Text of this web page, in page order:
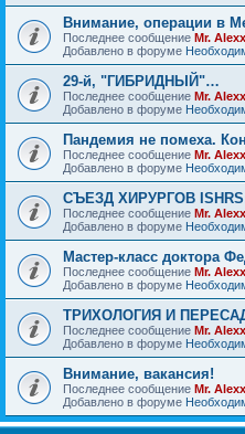
Внимание, операции в
Последнее сообщение Mr. Alexx
Добавлено в форуме
29-й, "ГИБРИДНЫЙ"…
Последнее сообщение Mr. Alexx
Добавлено в форуме
Пандемия не помеха.
Последнее сообщение Mr. Alexx
Добавлено в форуме
СЪЕЗД ХИРУРГОВ
Последнее сообщение Mr. Alexx
Добавлено в форуме
Мастер-класс доктора
Последнее сообщение Mr. Alexx
Добавлено в форуме
ТРИХОЛОГИЯ И
Последнее сообщение Mr. Alexx
Добавлено в форуме
Внимание, вакансия!
Последнее сообщение Mr. Alexx
Добавлено в форуме